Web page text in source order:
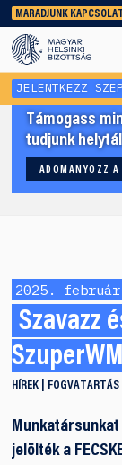
MARADJUNK
keresőnket!
JELENTKEZZ
Támogass
tudjunk
ADOMÁNYOZZ
2025.
Szavazz
HÍREK FOGVATARTÁS
jelölték a